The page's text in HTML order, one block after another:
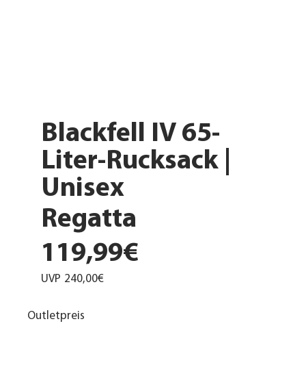
Blackfell IV 65-
Liter-Rucksack |
Unisex
Regatta
119,99€
UVP 240,00€
Outletpreis